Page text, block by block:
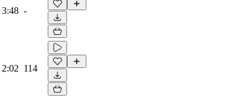
3:48 -
2:02 114